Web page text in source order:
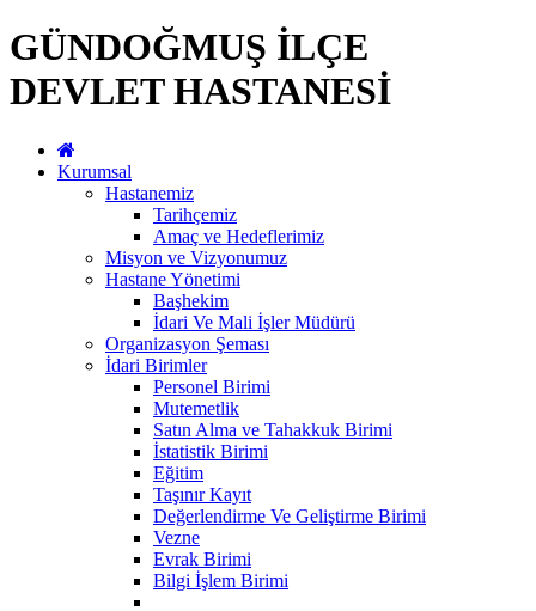
GÜNDOĞMUŞ İLÇE
DEVLET HASTANESİ
Kurumsal
Hastanemiz
Tarihçemiz
Amaç ve Hedeflerimiz
Misyon ve Vizyonumuz
Hastane Yönetimi
Başhekim
İdari Ve Mali İşler Müdürü
Organizasyon Şeması
İdari Birimler
Personel Birimi
Mutemetlik
Satın Alma ve Tahakkuk Birimi
İstatistik Birimi
Eğitim
Taşınır Kayıt
Değerlendirme Ve Geliştirme Birimi
Vezne
Evrak Birimi
Bilgi İşlem Birimi